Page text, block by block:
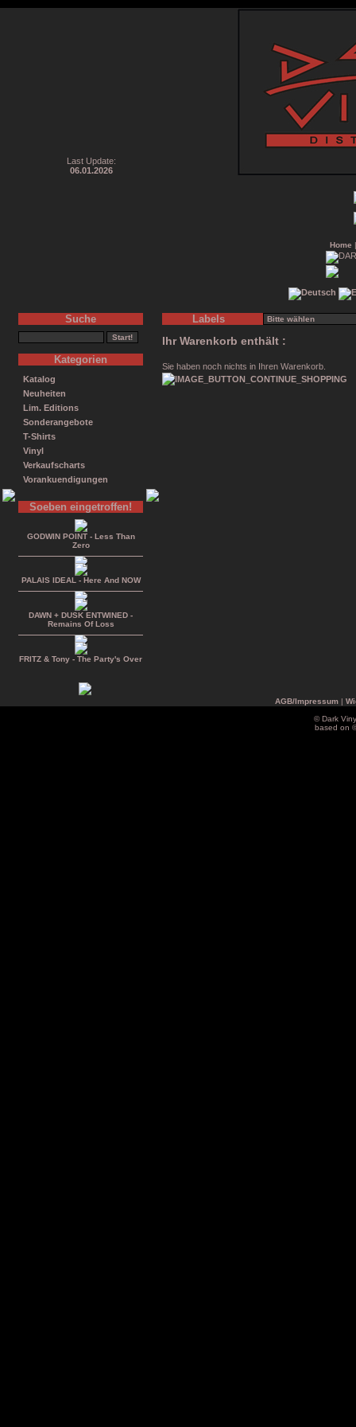
Last Update:
06.01.2026
Home
Suche
Kategorien
Katalog
Neuheiten
Lim. Editions
Sonderangebote
T-Shirts
Vinyl
Verkaufscharts
Vorankuendigungen
Soeben eingetroffen!
GODWIN POINT - Less Than
Zero
PALAIS IDEAL - Here And NOW
DAWN + DUSK ENTWINED -
Remains Of Loss
FRITZ & Tony - The Party's Over
Labels
Ihr Warenkorb enthält :
Sie haben noch nichts in Ihren Warenkorb.
AGB/Impressum|
© Dark
based on